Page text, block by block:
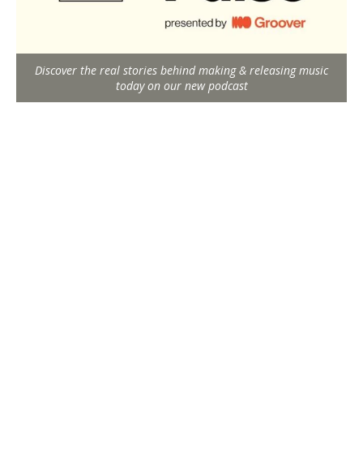
Discover the real stories behind making & releasing music
today on our new podcast